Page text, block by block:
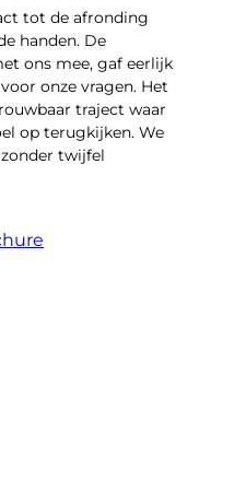
tot de afronding
handen. De
ons mee, gaf eerlijk
onze vragen. Het
traject waar
op terugkijken. We
twijfel